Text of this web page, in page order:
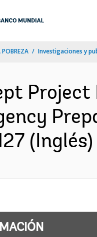
Investigaciones y
Project
(Inglés)